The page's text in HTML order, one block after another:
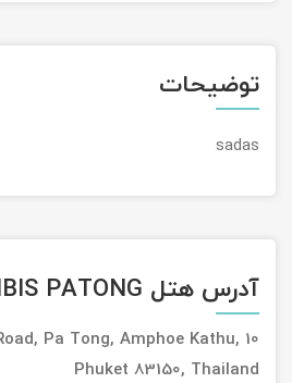
توضیحات
sadas
آدرس هتل IBIS PATONG
Pa Tong, Amphoe Kathu,
Phuket 83150, Thailand
تور چابهار
تور مرداب هسل
تور کاشان
تور ترکمن صحرا
تور آفرود